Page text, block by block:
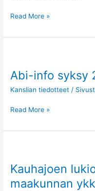
Read More »
Abi-info syksy
Kanslian tiedotteet /
syksy
Read More »
Kauhajoen
maakunnan
maakunnan ykkönen